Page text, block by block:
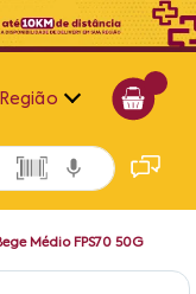
Alagoas
Bahia
Médio FPS70 50G